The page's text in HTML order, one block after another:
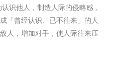
识他人，制造人际的侵略感，
「曾经认识、已不往来」的人
人，增加对手，使人际往来压